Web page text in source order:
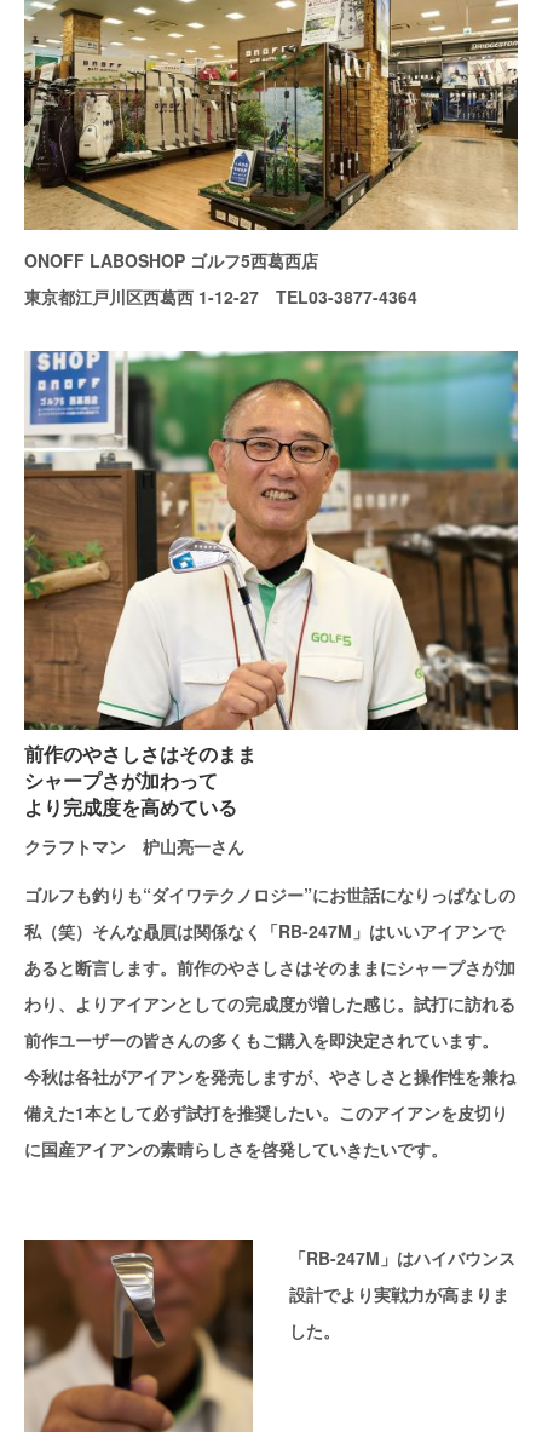
ONOFF LABOSHOP ゴルフ5西葛西店
東京都江戸川区西葛西 1-12-27 TEL03-3877-4364
前作のやさしさはそのまま
シャープさが加わって
より完成度を高めている
クラフトマン 枦山亮一さん
ゴルフも釣りも“ダイワテクノロジー”にお世話になりっぱなしの
私（笑）そんな贔屓は関係なく「RB-247M」はいいアイアンで
あると断言します。前作のやさしさはそのままにシャープさが加
わり、よりアイアンとしての完成度が増した感じ。試打に訪れる
前作ユーザーの皆さんの多くもご購入を即決定されています。
今秋は各社がアイアンを発売しますが、やさしさと操作性を兼ね
備えた1本として必ず試打を推奨したい。このアイアンを皮切り
に国産アイアンの素晴らしさを啓発していきたいです。
「RB-247M」はハイバウンス
設計でより実戦力が高まりま
した。